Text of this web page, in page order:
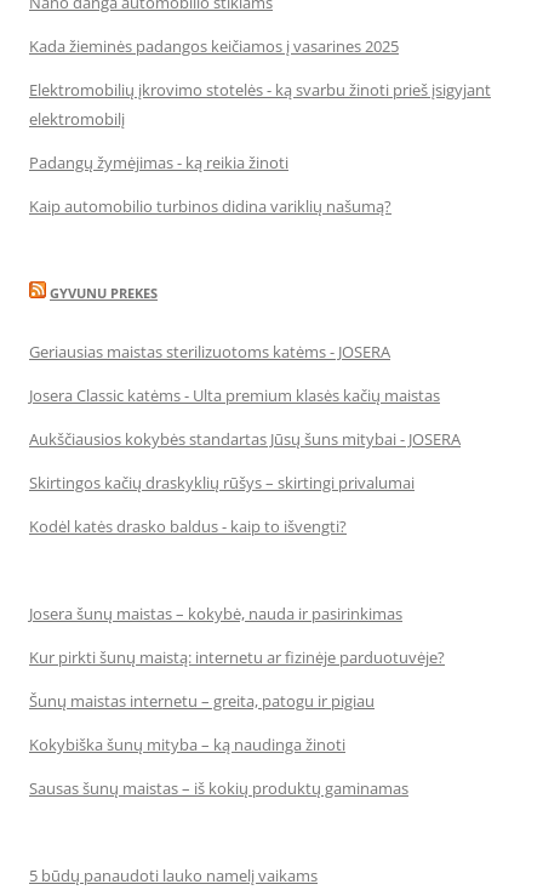
Kada žieminės padangos keičiamos į vasarines 2025
Elektromobilių įkrovimo stotelės - ką svarbu žinoti prieš įsigyjant
elektromobilį
Padangų žymėjimas - ką reikia žinoti
Kaip automobilio turbinos didina variklių našumą?
GYVUNU PREKES
Geriausias maistas sterilizuotoms katėms - JOSERA
Josera Classic katėms - Ulta premium klasės kačių maistas
Aukščiausios kokybės standartas Jūsų šuns mitybai - JOSERA
Skirtingos kačių draskyklių rūšys – skirtingi privalumai
Kodėl katės drasko baldus - kaip to išvengti?
Josera šunų maistas – kokybė, nauda ir pasirinkimas
Kur pirkti šunų maistą: internetu ar fizinėje parduotuvėje?
Šunų maistas internetu – greita, patogu ir pigiau
Kokybiška šunų mityba – ką naudinga žinoti
Sausas šunų maistas – iš kokių produktų gaminamas
5 būdų panaudoti lauko namelį vaikams